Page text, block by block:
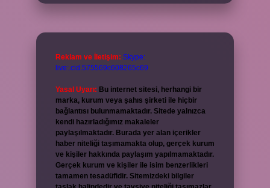
Reklam ve İletişim: Skype:
live:.cid.575569c608265c69
Yasal Uyarı: Bu internet sitesi, herhangi bir
marka, kurum veya şahıs şirketi ile hiçbir
bağlantısı bulunmamaktadır. Sitede yalnızca
kendi hazırladığımız makaleler
paylaşılmaktadır. Burada yer alan içerikler
haber niteliği taşımamakta olup, gerçek kurum
ve kişiler hakkında paylaşım yapılmamaktadır.
Gerçek kurum ve kişiler ile isim benzerlikleri
tamamen tesadüfidir. Sitemizdeki bilgiler